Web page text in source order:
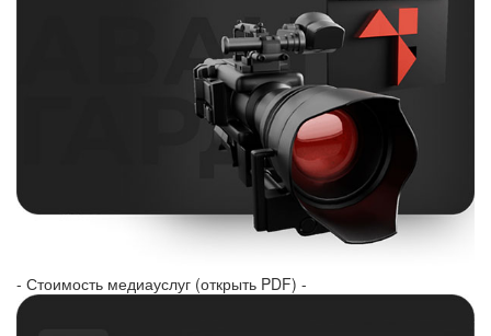
- Стоимость медиауслуг (открыть PDF) -